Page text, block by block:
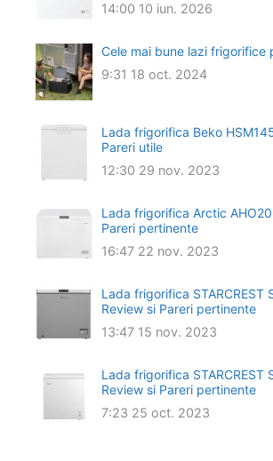
14:00 10 iun. 2026
Cele mai bune lazi frigorifice
9:31 18 oct. 2024
Lada frigorifica Beko
Pareri utile
12:30 29 nov. 2023
Lada frigorifica Arctic
Pareri pertinente
16:47 22 nov. 2023
Lada frigorifica STARCREST
Review si Pareri pertinente
13:47 15 nov. 2023
Lada frigorifica STARCREST
Review si Pareri pertinente
7:23 25 oct. 2023